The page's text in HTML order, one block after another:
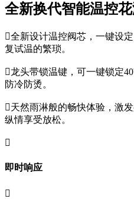
全新换代智能温控
全新设计温控阀芯，一键设
复试温的繁琐。
龙头带锁温键，可一键锁定
防冷防烫。
天然雨淋般的畅快体验，激
纵情享受放松。

即时响应
